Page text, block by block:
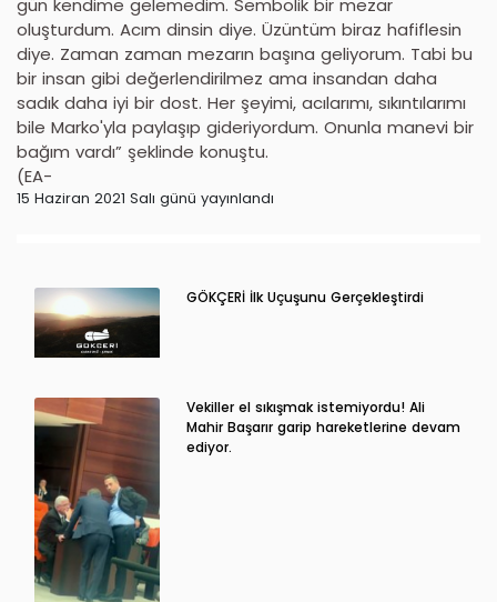
gün kendime gelemedim. Sembolik bir mezar
oluşturdum. Acım dinsin diye. Üzüntüm biraz hafiflesin
diye. Zaman zaman mezarın başına geliyorum. Tabi bu
bir insan gibi değerlendirilmez ama insandan daha
sadık daha iyi bir dost. Her şeyimi, acılarımı, sıkıntılarımı
bile Marko'yla paylaşıp gideriyordum. Onunla manevi bir
bağım vardı” şeklinde konuştu.
(EA-
15 Haziran 2021 Salı günü yayınlandı
GÖKÇERİ İlk Uçuşunu Gerçekleştirdi
Vekiller el sıkışmak istemiyordu! Ali
Mahir Başarır garip hareketlerine devam
ediyor.